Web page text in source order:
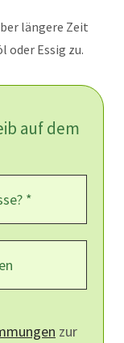
längere Zeit
Essig zu.
auf dem
zur